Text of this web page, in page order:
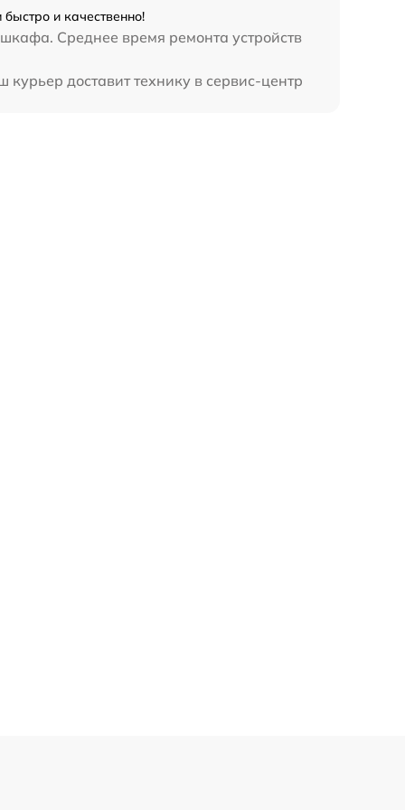
и качественно!
Среднее время ремонта устройств
доставит технику в сервис-центр